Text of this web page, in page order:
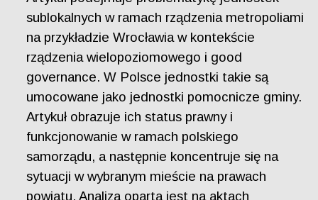
sublokalnych w ramach rządzenia metropoliami
na przykładzie Wrocławia w kontekście
rządzenia wielopoziomowego i good
governance. W Polsce jednostki takie są
umocowane jako jednostki pomocnicze gminy.
Artykuł obrazuje ich status prawny i
funkcjonowanie w ramach polskiego
samorządu, a następnie koncentruje się na
sytuacji w wybranym mieście na prawach
powiatu. Analiza oparta jest na aktach